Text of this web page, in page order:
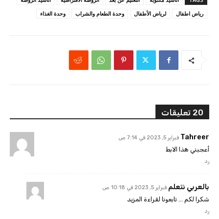
رياض اطفال
لرياض الأطفال وحدة الطعام والشراب وحدة الغذاء
20 تعليقات
Tahreer فبراير 5, 2023 في 7:14 ص
أعجبني هذا الابط
رد
بالعربي نتعلم فبراير 5, 2023 في 10:18 ص
شكرا لكم … تابعونا لقراءة المزيد
رد